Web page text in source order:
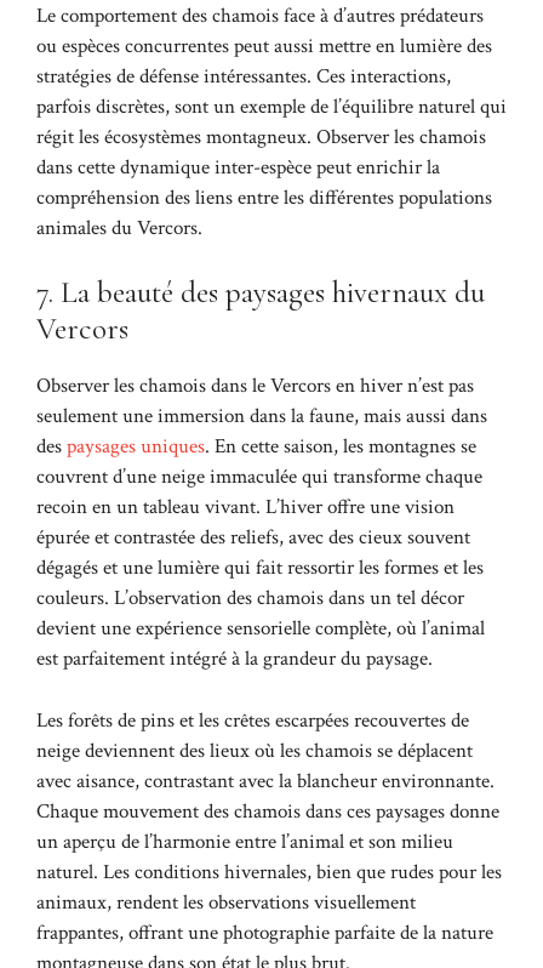
Le comportement des chamois face à d’autres prédateurs
ou espèces concurrentes peut aussi mettre en lumière des
stratégies de défense intéressantes. Ces interactions,
parfois discrètes, sont un exemple de l’équilibre naturel qui
régit les écosystèmes montagneux. Observer les chamois
dans cette dynamique inter-espèce peut enrichir la
compréhension des liens entre les différentes populations
animales du Vercors.
7. La beauté des paysages hivernaux du
Vercors
Observer les chamois dans le Vercors en hiver n’est pas
seulement une immersion dans la faune, mais aussi dans
despaysages uniques. En cette saison, les montagnes se
couvrent d’une neige immaculée qui transforme chaque
recoin en un tableau vivant. L’hiver offre une vision
épurée et contrastée des reliefs, avec des cieux souvent
dégagés et une lumière qui fait ressortir les formes et les
couleurs. L’observation des chamois dans un tel décor
devient une expérience sensorielle complète, où l’animal
est parfaitement intégré à la grandeur du paysage.
Les forêts de pins et les crêtes escarpées recouvertes de
neige deviennent des lieux où les chamois se déplacent
avec aisance, contrastant avec la blancheur environnante.
Chaque mouvement des chamois dans ces paysages donne
un aperçu de l’harmonie entre l’animal et son milieu
naturel. Les conditions hivernales, bien que rudes pour les
animaux, rendent les observations visuellement
frappantes, offrant une photographie parfaite de la nature